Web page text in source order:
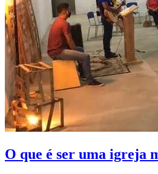
O que é ser uma igreja